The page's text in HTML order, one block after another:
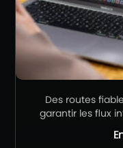
Des routes
garantir les flux